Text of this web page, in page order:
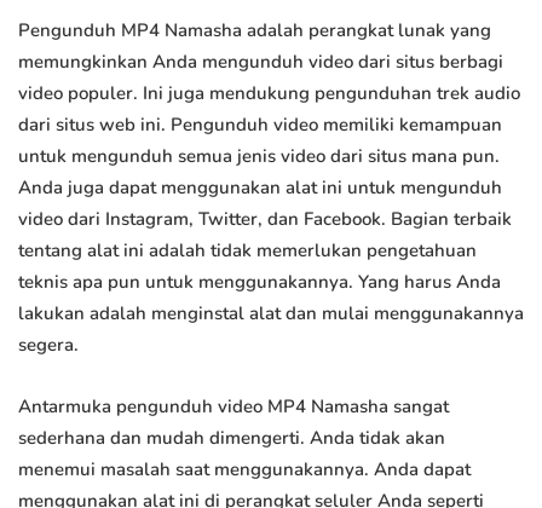
Pengunduh MP4 Namasha adalah perangkat lunak yang
memungkinkan Anda mengunduh video dari situs berbagi
video populer. Ini juga mendukung pengunduhan trek audio
dari situs web ini. Pengunduh video memiliki kemampuan
untuk mengunduh semua jenis video dari situs mana pun.
Anda juga dapat menggunakan alat ini untuk mengunduh
video dari Instagram, Twitter, dan Facebook. Bagian terbaik
tentang alat ini adalah tidak memerlukan pengetahuan
teknis apa pun untuk menggunakannya. Yang harus Anda
lakukan adalah menginstal alat dan mulai menggunakannya
segera.
Antarmuka pengunduh video MP4 Namasha sangat
sederhana dan mudah dimengerti. Anda tidak akan
menemui masalah saat menggunakannya. Anda dapat
menggunakan alat ini di perangkat seluler Anda seperti